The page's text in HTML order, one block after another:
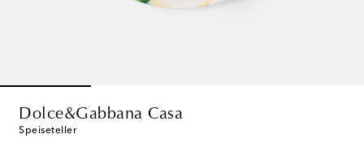
Dolce&Gabbana Casa
Speiseteller